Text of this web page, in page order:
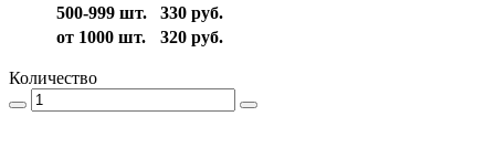
500-999 шт.
330 руб.
от 1000 шт.
320 руб.
Количество